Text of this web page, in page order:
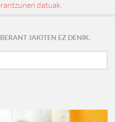
datuak.
JAKITEN EZ DENIK.